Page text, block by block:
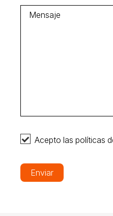
Acepto las políticas
Enviar